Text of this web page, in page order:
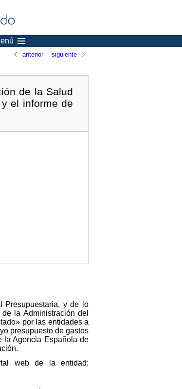
anterior siguiente
de la Salud
el informe de
Presupuestaria, y de lo
la Administración del
por las entidades a
presupuesto de gastos
la Agencia Española de
web de la entidad: